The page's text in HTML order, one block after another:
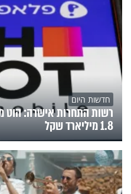
חדשות היום
רשות התחרות אישרה: הוט
1.8 מיליארד שקל